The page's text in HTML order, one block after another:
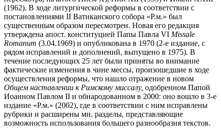
(1962). В ходе литургической реформы в соответствии с
постановлениями II Ватиканского собора «Р.м.» был
существенным образом пересмотрен. Новая его редакция
утверждена апост. конституцией Папы Павла VI Missale
Romanum (3.04.1969) и опубликована в 1970 (2-е издание, с
рядом исправлений и дополнений, выпущено в 1975). В
течение последующих 25 лет были приняты во внимание
фактические изменения в чине мессы, произошедшие в ходе
осуществления реформы, что нашло отражение в новом
Общем наставлении к Римскому миссалу, одобренном Папой
Иоанном Павлом II и обнародованном в 2000: оно вошло в 3-е
издание «Р.м.» (2002), где в соответствии с ним исправлены
рубрики и расширены мн. разделы, представляющие
возможность использования большего разнообразия текстов.